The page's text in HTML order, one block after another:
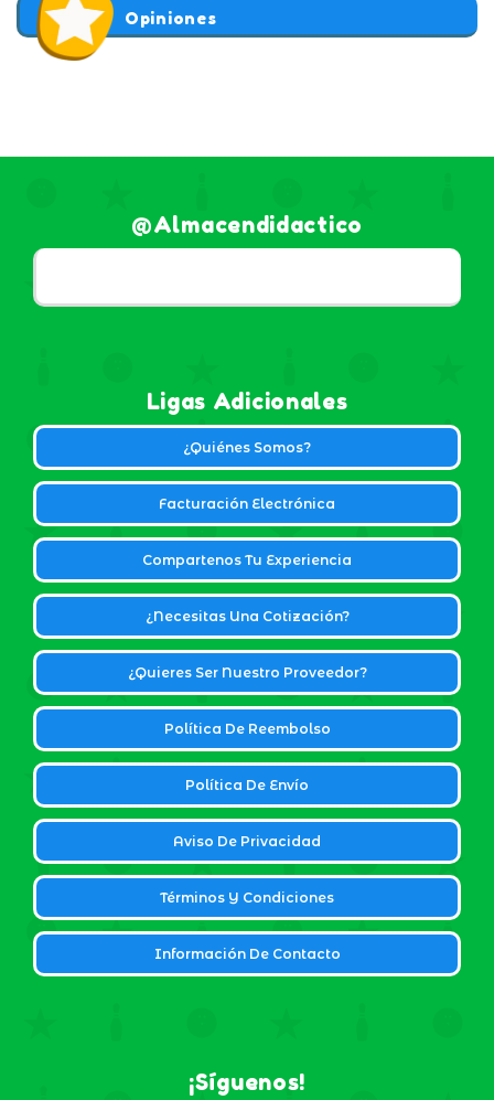
Opiniones
@almacendidactico
Ligas Adicionales
¿Quiénes Somos?
Facturación Electrónica
Compartenos Tu Experiencia
¿Necesitas Una Cotización?
¿Quieres Ser Nuestro Proveedor?
Política De Reembolso
Política De Envío
Aviso De Privacidad
Términos Y Condiciones
Información De Contacto
¡Síguenos!